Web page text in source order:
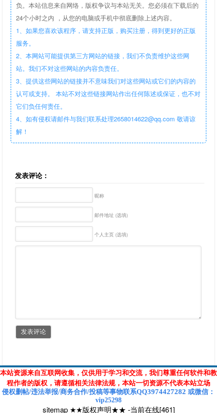
负。本站信息来自网络，版权争议与本站无关。您必须在下载后的
24个小时之内 ，从您的电脑或手机中彻底删除上述内容。
1、如果您喜欢该程序，请支持正版，购买注册，得到更好的正版
服务。
2、本网站可能提供第三方网站的链接，我们不负责维护这些网
站。我们不对这些网站的内容负责任。
3、提供这些网站的链接并不意味我们对这些网站或它们的内容的
认可或支持。 本站不对这些链接网站作出任何陈述或保证，也不对
它们负任何责任。
4、如有侵权请邮件与我们联系处理2658014622@qq.com 敬请谅
解！
发表评论：
昵称
邮件地址 (选填)
个人主页 (选填)
本站资源来自互联网收集，仅供用于学习和交流，我们尊重任何软件和教
程作者的版权，请遵循相关法律法规，本站一切资源不代表本站立场
侵权删帖/违法举报/商务合作/投稿等事物联系QQ3974427282 或微信 ：
vip25298
sitemap ★★版权声明★★ -当前在线[461]